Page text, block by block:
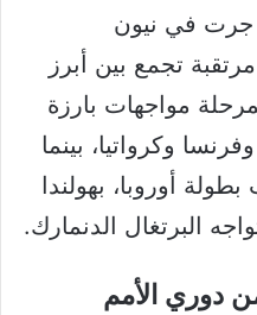
جرت في نيون
تجمع بين أبرز
مواجهات بارزة
وفرنسا وكرواتيا، بينما
أوروبا، بهولندا
البرتغال الدنمارك.
من دوري الأمم